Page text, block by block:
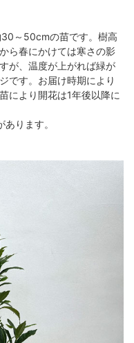
～50cmの苗です。樹高
ら春にかけては寒さの影
が、温度が上がれば緑が
です。お届け時期により
により開花は1年後以降に
ります。